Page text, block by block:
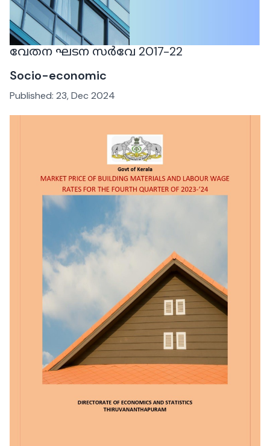
വേതന ഘടന സർവേ 2017-22
Socio-economic
Published: 23, Dec 2024